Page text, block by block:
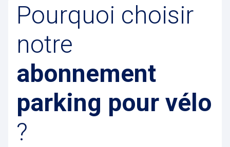
Pourquoi choisir
notre
abonnement
parking pour vélo
?